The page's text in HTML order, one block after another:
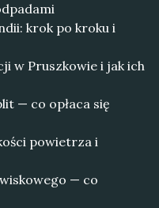
krok po kroku i
w Pruszkowie i jak ich
— co opłaca się
powietrza i
— co